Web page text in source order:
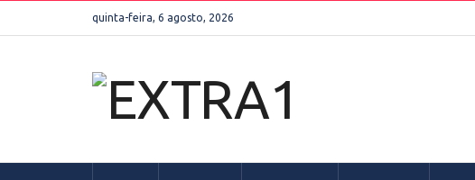
quinta-feira, 6 agosto, 2026